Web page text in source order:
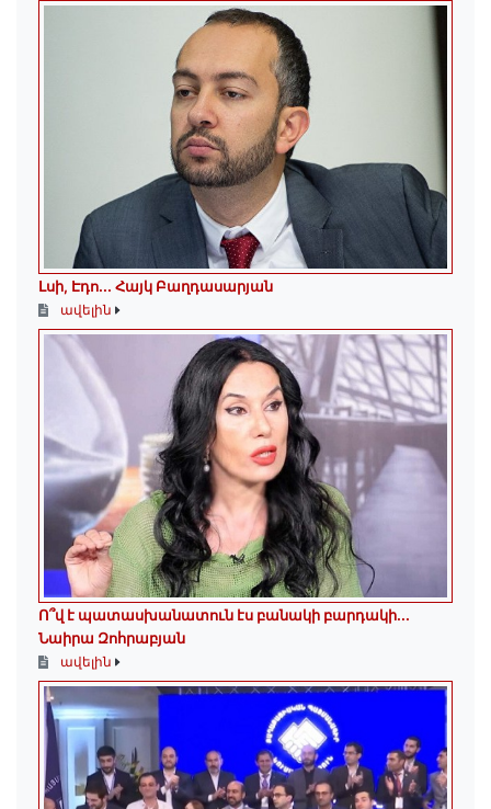
Լսի, Էդո․․․ Հայկ Բաղդասարյան
ավելին
Ո՞վ է պատասխանատուն էս բանակի բարդակի․․․
Նաիրա Զոհրաբյան
ավելին